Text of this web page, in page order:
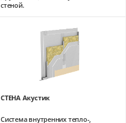
стеной.
СТЕНА Акустик
Система внутренних тепло-,